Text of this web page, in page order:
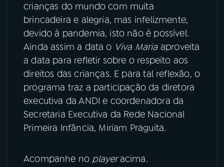
crianças do mundo com muita
brincadeira e alegria, mas infelizmente,
devido à pandemia, isto não é possível.
Ainda assim a data o Viva Mariaaproveita
a data para refletir sobre o respeito aos
direitos das crianças. E para tal reflexão, o
programa traz a participação da diretora
executiva da ANDI e coordenadora da
Secretaria Executiva da Rede Nacional
Primeira Infância, Miriam Praguita.
Acompanhe no playeracima.